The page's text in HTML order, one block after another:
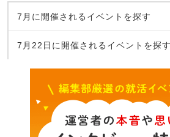
7月に開催されるイベントを探す
7月22日に開催されるイベントを探す